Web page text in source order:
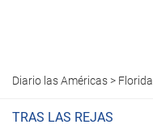
Diario las Américas> Florida
TRAS LAS REJAS